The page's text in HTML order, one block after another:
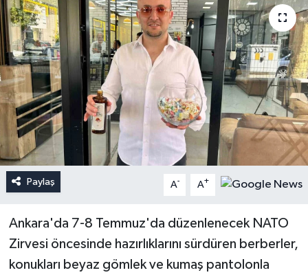
Paylaş A- A+
Ankara'da 7-8 Temmuz'da düzenlenecek NATO
Zirvesi öncesinde hazırlıklarını sürdüren berberler,
konukları beyaz gömlek ve kumaş pantolonla